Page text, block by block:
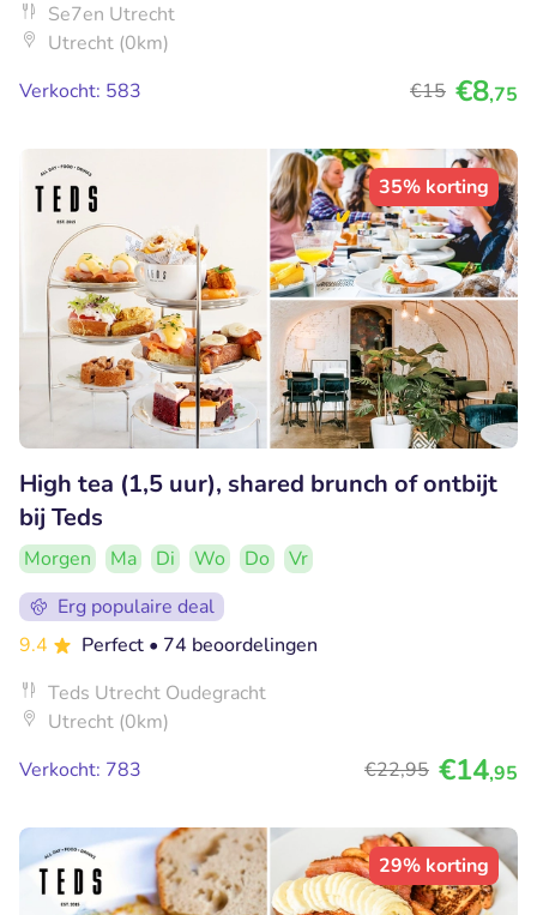
Se7en Utrecht
Utrecht (0km)
Verkocht: 583
€15 €8,75
35% korting
High tea (1,5 uur), shared brunch of ontbijt
bij Teds
Morgen Ma Di Wo Do
Vr
Erg populaire deal
9.4
Perfect • 74 beoordelingen
Teds Utrecht Oudegracht
Utrecht (0km)
Verkocht: 783
€22,95 €14,95
29% korting